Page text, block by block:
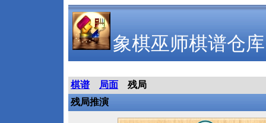
象棋巫师棋谱仓库
棋谱 局面
残局
残局推演